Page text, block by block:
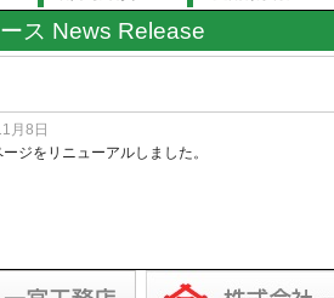
ス News Release
月8日
ジをリニューアルしました。